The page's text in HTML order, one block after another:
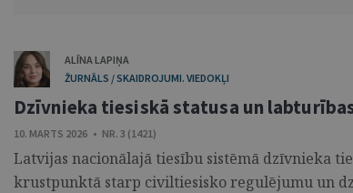
ALĪNA LAPIŅA
ŽURNĀLS / SKAIDROJUMI. VIEDOKĻI
Dzīvnieka tiesiskā statusa un
10. MARTS 2026 • NR. 3 (1421)
Latvijas nacionālajā tiesību sistēmā dzīvnieka
krustpunktā starp civiltiesisko regulējumu un